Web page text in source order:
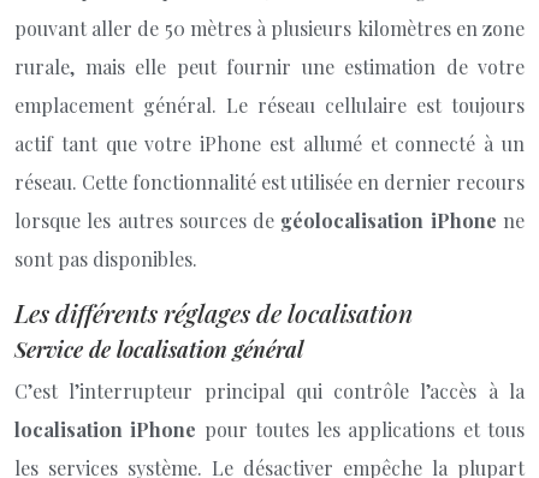
pouvant aller de 50 mètres à plusieurs kilomètres en zone
rurale, mais elle peut fournir une estimation de votre
emplacement général. Le réseau cellulaire est toujours
actif tant que votre iPhone est allumé et connecté à un
réseau. Cette fonctionnalité est utilisée en dernier recours
lorsque les autres sources de géolocalisation iPhone ne
sont pas disponibles.
Les différents réglages de localisation
Service de localisation général
C’est l’interrupteur principal qui contrôle l’accès à la
localisation iPhone pour toutes les applications et tous
les services système. Le désactiver empêche la plupart